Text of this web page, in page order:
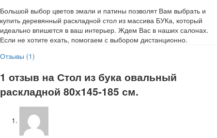
Большой выбор цветов эмали и патины позволят Вам выбрать и
купить деревянный раскладной стол из массива БУКа, который
идеально впишется в ваш интерьер. Ждем Вас в наших салонах.
Если не хотите ехать, помогаем с выбором дистанционно.
Отзывы (1)
1 отзыв на Стол из бука овальный
раскладной 80х145-185 см.